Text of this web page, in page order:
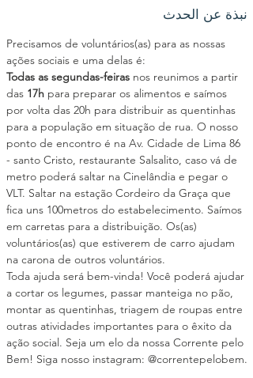
نبذة عن الحدث
Precisamos de voluntários(as) para as nossas
ações sociais e uma delas é:
Todas as segundas-feiras nos reunimos a partir
das 17h para preparar os alimentos e saímos
por volta das 20h para distribuir as quentinhas
para a população em situação de rua. O nosso
ponto de encontro é na Av. Cidade de Lima 86
- santo Cristo, restaurante Salsalito, caso vá de
metro poderá saltar na Cinelândia e pegar o
VLT. Saltar na estação Cordeiro da Graça que
fica uns 100metros do estabelecimento. Saímos
em carretas para a distribuição. Os(as)
voluntários(as) que estiverem de carro ajudam
na carona de outros voluntários.
Toda ajuda será bem-vinda! Você poderá ajudar
a cortar os legumes, passar manteiga no pão,
montar as quentinhas, triagem de roupas entre
outras atividades importantes para o êxito da
ação social. Seja um elo da nossa Corrente pelo
Bem! Siga nosso instagram: @correntepelobem.